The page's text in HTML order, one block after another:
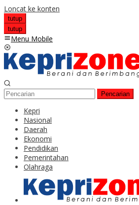
Loncat ke konten
tutup
tutup
Menu Mobile
Pencarian
Kepri
Nasional
Daerah
Ekonomi
Pendidikan
Pemerintahan
Olahraga